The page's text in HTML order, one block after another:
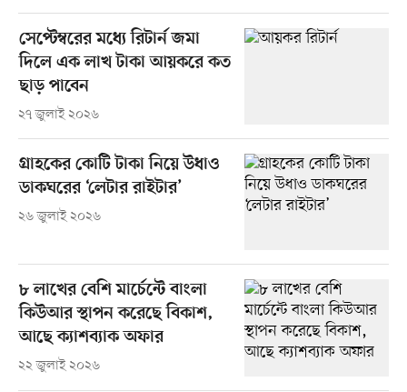
সেপ্টেম্বরের মধ্যে রিটার্ন জমা
দিলে এক লাখ টাকা আয়করে কত
ছাড় পাবেন
২৭ জুলাই ২০২৬
গ্রাহকের কোটি টাকা নিয়ে উধাও
ডাকঘরের ‘লেটার রাইটার’
২৬ জুলাই ২০২৬
৮ লাখের বেশি মার্চেন্টে বাংলা
কিউআর স্থাপন করেছে বিকাশ,
আছে ক্যাশব্যাক অফার
২২ জুলাই ২০২৬